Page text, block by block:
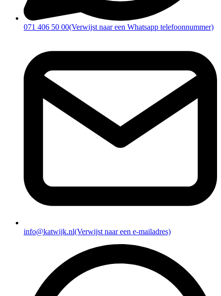
071 406 50 00(Verwijst naar een Whatsapp telefoonnummer)
info@katwijk.nl(Verwijst naar een e-mailadres)